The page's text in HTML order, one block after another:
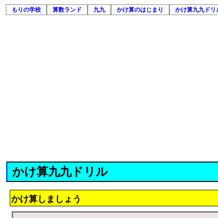
もりの学校 算数ランド 九九 かけ算のはじまり かけ算九九ドリ
かけ算九九ドリル
かけ算しましょう